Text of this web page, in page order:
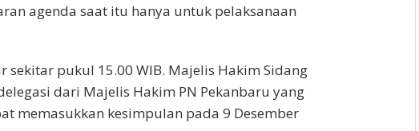
agenda saat itu hanya untuk pelaksanaan
sekitar pukul 15.00 WIB. Majelis Hakim Sidang
dari Majelis Hakim PN Pekanbaru yang
memasukkan kesimpulan pada 9 Desember